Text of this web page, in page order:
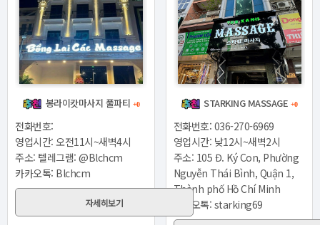
봉라이캇마사지 풀파티 +0
전화번호:
영업시간: 오전11시~새벽4시
주소: 텔레그램: @Blchcm
카카오톡: Blchcm
자세히보기
STARKING MASSAGE +0
전화번호: 036-270-6969
영업시간: 낮12시~새벽2시
주소: 105 Đ. Ký Con, Phường
Nguyễn Thái Bình, Quận 1,
Thành phố Hồ Chí Minh
카카오톡: starking69